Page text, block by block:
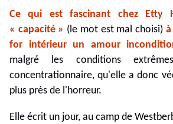
Ce qui est fascinant chez Etty
« capacité » (le mot est mal choisi)
for intérieur un amour
malgré les conditions
concentrationnaire, qu'elle a donc
plus près de l'horreur.
Elle écrit un jour, au camp de